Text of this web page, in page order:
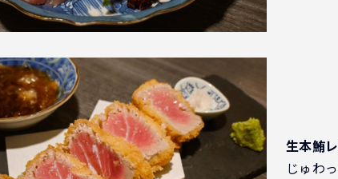
生本鮪
じゅわ